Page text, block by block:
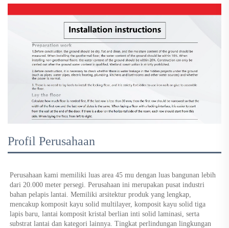
Profil Perusahaan
Perusahaan kami memiliki luas area 45 mu dengan luas bangunan lebih
dari 20.000 meter persegi. Perusahaan ini merupakan pusat industri
bahan pelapis lantai. Memiliki arsitektur produk yang lengkap,
mencakup komposit kayu solid multilayer, komposit kayu solid tiga
lapis baru, lantai komposit kristal berlian inti solid laminasi, serta
substrat lantai dan kategori lainnya. Tingkat perlindungan lingkungan